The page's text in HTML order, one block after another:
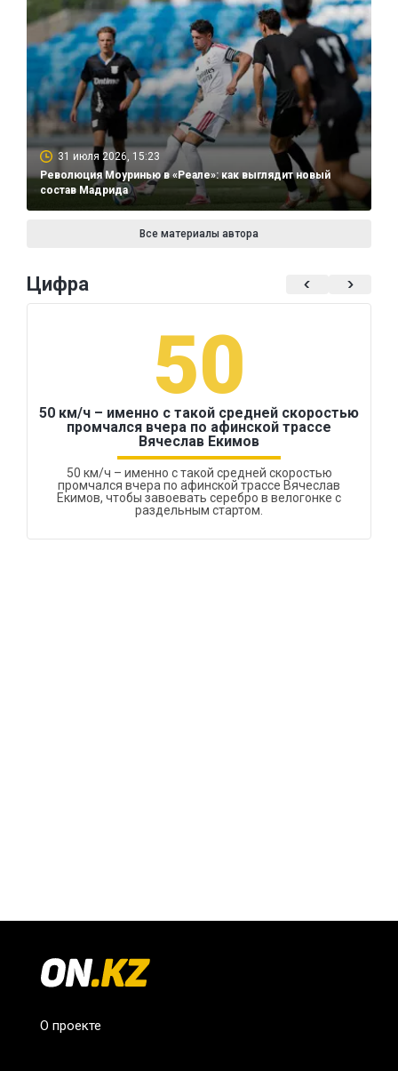
31 июля 2026, 15:23
Революция Моуринью в «Реале»: как выглядит новый
состав Мадрида
Все материалы автора
Цифра
50
50 км/ч – именно с такой средней скоростью
промчался вчера по афинской трассе
Вячеслав Екимов
50 км/ч – именно с такой средней скоростью
промчался вчера по афинской трассе Вячеслав
Екимов, чтобы завоевать серебро в велогонке с
раздельным стартом.
О проекте